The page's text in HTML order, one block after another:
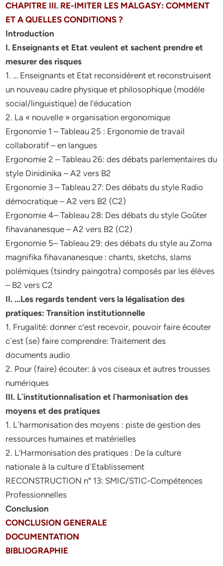
CHAPITRE III. RE-IMITER LES MALGASY: COMMENT
ET A QUELLES CONDITIONS ?
Introduction
I. Enseignants et Etat veulent et sachent prendre et
mesurer des risques
1. … Enseignants et Etat reconsidèrent et reconstruisent
un nouveau cadre physique et philosophique (modèle
social/linguistique) de l’éducation
2. La « nouvelle » organisation ergonomique
Ergonomie 1 – Tableau 25 : Ergonomie de travail
collaboratif – en langues
Ergonomie 2 – Tableau 26: des débats parlementaires du
style Dinidinika – A2 vers B2
Ergonomie 3 – Tableau 27: Des débats du style Radio
démocratique – A2 vers B2 (C2)
Ergonomie 4– Tableau 28: Des débats du style Goûter
fihavananesque – A2 vers B2 (C2)
Ergonomie 5– Tableau 29: des débats du style au Zoma
magnifika fihavananesque : chants, sketchs, slams
polémiques (tsindry paingotra) composés par les élèves
– B2 vers C2
II. …Les regards tendent vers la légalisation des
pratiques: Transition institutionnelle
1. Frugalité: donner c’est recevoir, pouvoir faire écouter
c`est (se) faire comprendre: Traitement des
documents audio
2. Pour (faire) écouter: à vos ciseaux et autres trousses
numériques
III. L`institutionnalisation et l`harmonisation des
moyens et des pratiques
1. L`harmonisation des moyens : piste de gestion des
ressources humaines et matérielles
2. L’Harmonisation des pratiques : De la culture
nationale à la culture d`Etablissement
RECONSTRUCTION n° 13: SMIC/STIC-Compétences
Professionnelles
Conclusion
CONCLUSION GENERALE
DOCUMENTATION
BIBLIOGRAPHIE